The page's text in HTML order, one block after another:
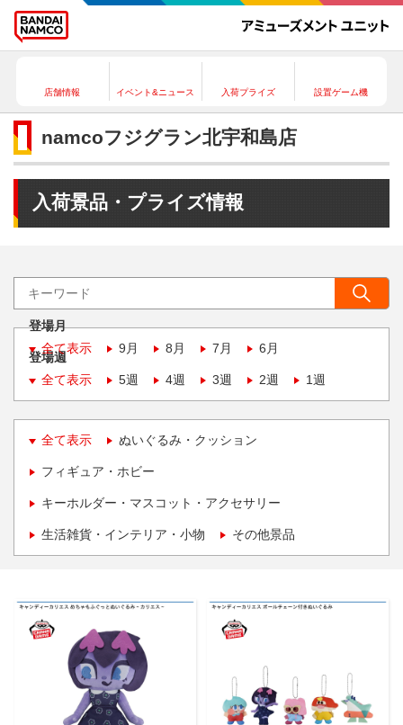
店舗情報 イベント&ニュース 入荷プライズ 設置ゲーム機
namcoフジグラン北宇和島店
入荷景品・プライズ情報
登場月
全て表示
9月 8月 7月 6月
登場週
全て表示
5週 4週 3週 2週 1週
全て表示 ぬいぐるみ・クッション
フィギュア・ホビー
キーホルダー・マスコット・アクセサリー
生活雑貨・インテリア・小物 その他景品